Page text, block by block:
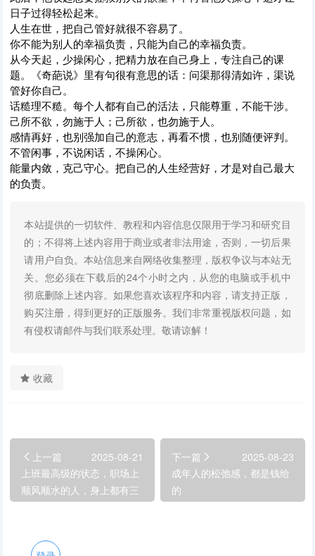
日子过得轻松起来。
人生在世，把自己管好就很不容易了。
你不能为别人的幸福负责，只能为自己的幸福负责。
从今天起，少操闲心，把精力放在自己身上，专注自己的课
题。《奇葩说》里有句很有意思的话：问渠那得清如许，渠说
管好你自己。
话糙理不糙。每个人都有自己的活法，只能尊重，不能干涉。
己所不欲，勿施于人；己所欲，也勿施于人。
感情再好，也别强加自己的意志，再看不惯，也别随便评判。
不管闲事，不说闲话，不操闲心。
能量内敛，克己守心。把自己的人生经营好，才是对自己最大
的负责。
本站提供的一切软件、教程和内容信息仅限用于学习和研究目
的；不得将上述内容用于商业或者非法用途，否则，一切后果
请用户自负。本站信息来自网络收集整理，版权争议与本站无
关。您必须在下载后的24个小时之内，从您的电脑或手机中
彻底删除上述内容。如果您喜欢该程序和内容，请支持正版，
购买注册，得到更好的正版服务。我们非常重视版权问题，如
有侵权请邮件与我们联系处理。敬请谅解！
收藏
上一篇
2025-08-21
上班最高级的状态，职场上
顺风顺水的人，身上都有三
下一篇
2025-08-23
成年人的松弛感，都是钱给
的